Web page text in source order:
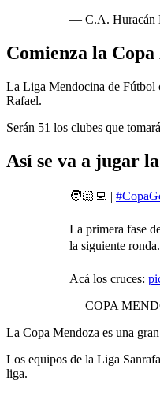
— C.A. Huracán
Comienza la Copa
La Liga Mendocina de Fútbol
Rafael.
Serán 51 los clubes que
Así se va a jugar
🧑🏻‍💻 |
La primera fase
la siguiente
Acá los cruces:
— COPA
La Copa Mendoza es una
Los equipos de la Liga
liga.